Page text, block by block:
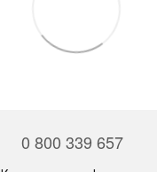
0 800 339 657